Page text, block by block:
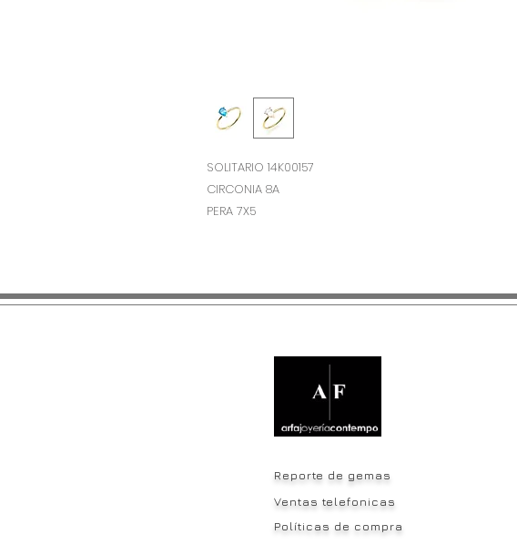
SOLITARIO 14K00157
CIRCONIA 8A
PERA 7X5
Reporte de gemas
Ventas telefonicas
Políticas de compra